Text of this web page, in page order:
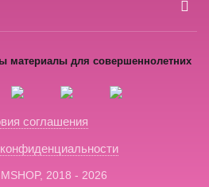
материалы для совершеннолетних
соглашения
2018 - 2026